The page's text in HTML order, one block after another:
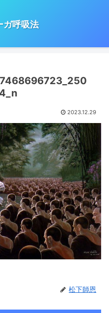
ガ呼吸法
2023.12.29
松下師恩